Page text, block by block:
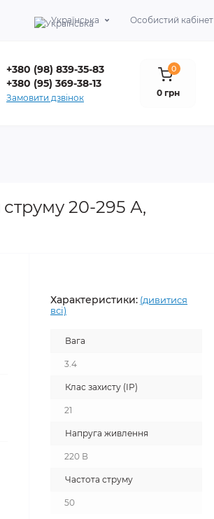
Українська Особистий кабінет
+380 (98) 839-35-83
+380 (95) 369-38-13
Замовити дзвінок
0
0 грн
20-295 А,
Характеристики: (дивитися
всі)
Вага
3.4
Клас захисту (ІР)
21
Напруга живлення
220 В
Частота струму
50